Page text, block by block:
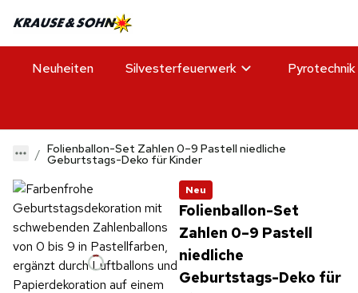
Neuheiten Silvesterfeuerwerk Pyrotechnik
Folienballon-Set Zahlen 0–9 Pastell niedliche
Geburtstags-Deko für Kinder
Neu
Folienballon-Set
Zahlen 0–9 Pastell
niedliche
Geburtstags-Deko für